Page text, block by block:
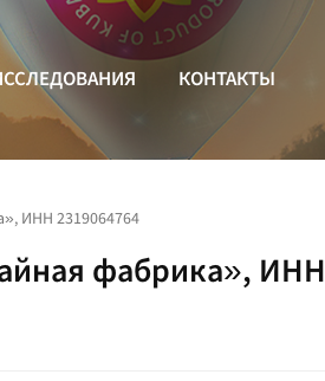
КОНТАКТЫ
ИНН 2319064764
фабрика», ИНН